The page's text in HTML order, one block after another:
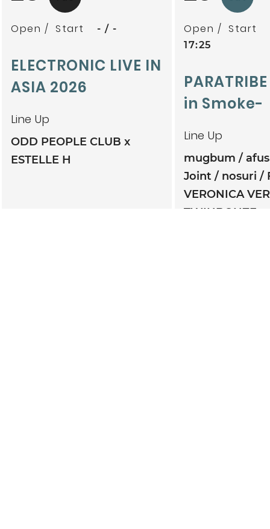
Open Start - -
ELECTRONIC LIVE IN
ASIA 2026
Line Up
ODD PEOPLE CLUB x
ESTELLE H
Open Start
17:25
in Smoke-
Line Up
mugbum
Joint
nosuri
VERONICA
TWINBONZE